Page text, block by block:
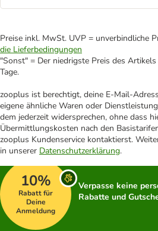
Preise inkl. MwSt. UVP = unverbindliche
die Lieferbedingungen
"Sonst" = Der niedrigste Preis des
Tage.
zooplus ist berechtigt, deine E-Mail-
eigene ähnliche Waren oder
dem jederzeit widersprechen, ohne dass
Übermittlungskosten nach den
zooplus Kundenservice kontaktierst.
in unserer Datenschutzerklärung.
10%
Rabatt für
Deine
Anmeldung
Verpasse keine
Rabatte und